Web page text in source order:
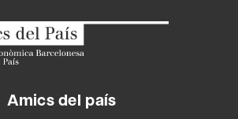
Amics del país